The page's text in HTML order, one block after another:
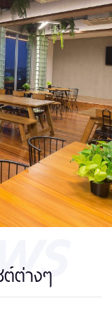
ต่างๆ